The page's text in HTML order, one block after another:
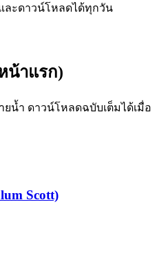
ละดาวน์โหลดได้ทุกวัน
น้าแรก)
น้ำ ดาวน์โหลดฉบับเต็มได้เมื่อ
Scott)